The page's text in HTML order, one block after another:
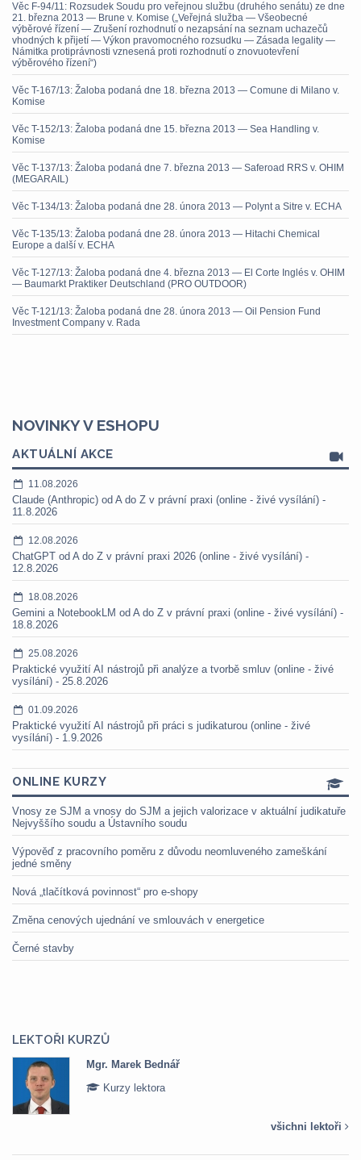
Věc F-94/11: Rozsudek Soudu pro veřejnou službu (druhého senátu) ze dne
21. března 2013 — Brune v. Komise („Veřejná služba — Všeobecné
výběrové řízení — Zrušení rozhodnutí o nezapsání na seznam uchazečů
vhodných k přijetí — Výkon pravomocného rozsudku — Zásada legality —
Námitka protiprávnosti vznesená proti rozhodnutí o znovuotevření
výběrového řízení“)
Věc T-167/13: Žaloba podaná dne 18. března 2013 — Comune di Milano v.
Komise
Věc T-152/13: Žaloba podaná dne 15. března 2013 — Sea Handling v.
Komise
Věc T-137/13: Žaloba podaná dne 7. března 2013 — Saferoad RRS v. OHIM
(MEGARAIL)
Věc T-134/13: Žaloba podaná dne 28. února 2013 — Polynt a Sitre v. ECHA
Věc T-135/13: Žaloba podaná dne 28. února 2013 — Hitachi Chemical
Europe a další v. ECHA
Věc T-127/13: Žaloba podaná dne 4. března 2013 — El Corte Inglés v. OHIM
— Baumarkt Praktiker Deutschland (PRO OUTDOOR)
Věc T-121/13: Žaloba podaná dne 28. února 2013 — Oil Pension Fund
Investment Company v. Rada
NOVINKY V ESHOPU
AKTUÁLNÍ AKCE
11.08.2026
Claude (Anthropic) od A do Z v právní praxi (online - živé vysílání) -
11.8.2026
12.08.2026
ChatGPT od A do Z v právní praxi 2026 (online - živé vysílání) -
12.8.2026
18.08.2026
Gemini a NotebookLM od A do Z v právní praxi (online - živé vysílání) -
18.8.2026
25.08.2026
Praktické využití AI nástrojů při analýze a tvorbě smluv (online - živé
vysílání) - 25.8.2026
01.09.2026
Praktické využití AI nástrojů při práci s judikaturou (online - živé
vysílání) - 1.9.2026
ONLINE KURZY
Vnosy ze SJM a vnosy do SJM a jejich valorizace v aktuální judikatuře
Nejvyššího soudu a Ústavního soudu
Výpověď z pracovního poměru z důvodu neomluveného zameškání
jedné směny
Nová „tlačítková povinnost“ pro e-shopy
Změna cenových ujednání ve smlouvách v energetice
Černé stavby
LEKTOŘI KURZŮ
Mgr. Marek Bednář
Kurzy lektora
všichni lektoři